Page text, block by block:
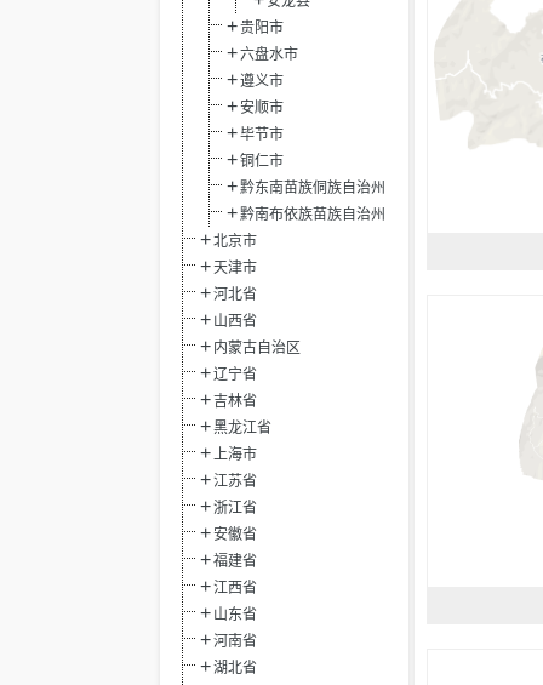
贵阳市
六盘水市
遵义市
安顺市
毕节市
铜仁市
黔东南苗族侗族自治州
黔南布依族苗族自治州
北京市
天津市
河北省
山西省
内蒙古自治区
辽宁省
吉林省
黑龙江省
上海市
江苏省
浙江省
安徽省
福建省
江西省
山东省
河南省
湖北省